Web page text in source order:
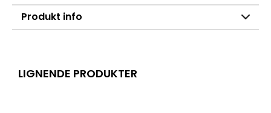
Produkt info
LIGNENDE PRODUKTER